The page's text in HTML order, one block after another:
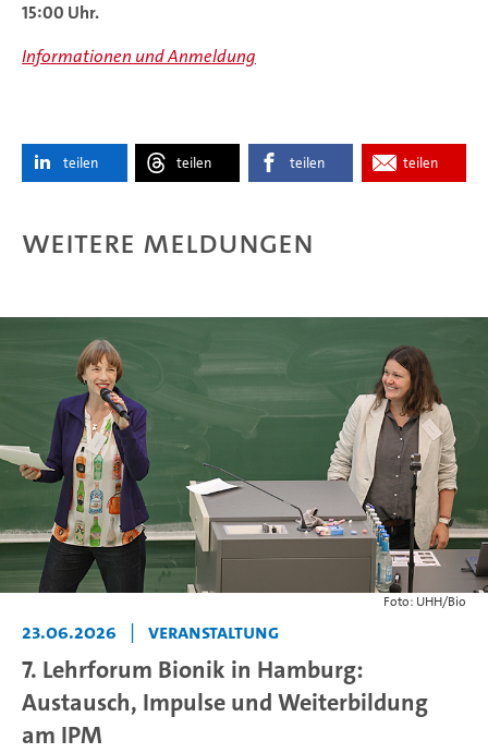
15:00 Uhr.
Informationen und Anmeldung
teilen teilen teilen teilen
Weitere Meldungen
Foto: UHH/Bio
23.06.2026 Veranstaltung
7. Lehrforum Bionik in Hamburg:
Austausch, Impulse und Weiterbildung
am IPM